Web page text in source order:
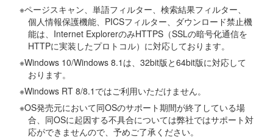
※ページスキャン、単語フィルター、検索結果フィルター、
個人情報保護機能、PICSフィルター、ダウンロード禁止機
能は、Internet ExplorerのみHTTPS（SSLの暗号化通信を
HTTPに実装したプロトコル）に対応しております。
※Windows 10/Windows 8.1は、32bit版と64bit版に対応して
おります。
※Windows RT 8/8.1ではご利用いただけません。
※OS発売元において同OSのサポート期間が終了している場
合、同OSに起因する不具合については弊社ではサポート対
応ができませんので、予めご了承ください。